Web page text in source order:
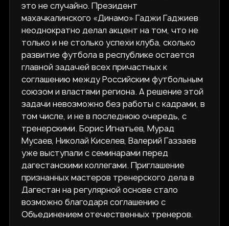
это не случайно. Президент
махачкалинского «Динамо» Гаджи Гаджиев
неоднократно делал акцент на том, что не
только и не столько успехи клуба, сколько
развитие футбола в республике остается
главной задачей всех причастных к
соглашению между Российским футбольным
союзом и властями региона. А решение этой
задачи невозможно без работы с кадрами, в
том числе, и не в последнюю очередь, с
тренерскими. Борис Игнатьев, Мурад
Мусаев, Николай Киселев, Валерий Газзаев
уже выступали с семинарами перед
дагестанскими коллегами. Приглашение
признанных мастеров тренерского дела в
Дагестан на регулярной основе стало
возможно благодаря соглашению с
Объединением отечественных тренеров.